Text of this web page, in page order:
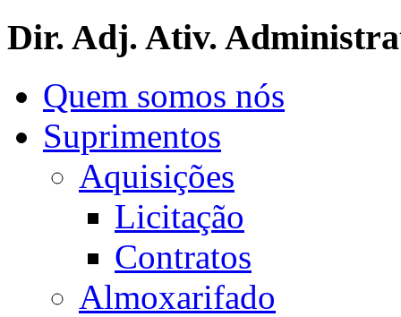
Dir. Adj. Ativ.
Quem somos nós
Suprimentos
Aquisições
Licitação
Contratos
Almoxarifado